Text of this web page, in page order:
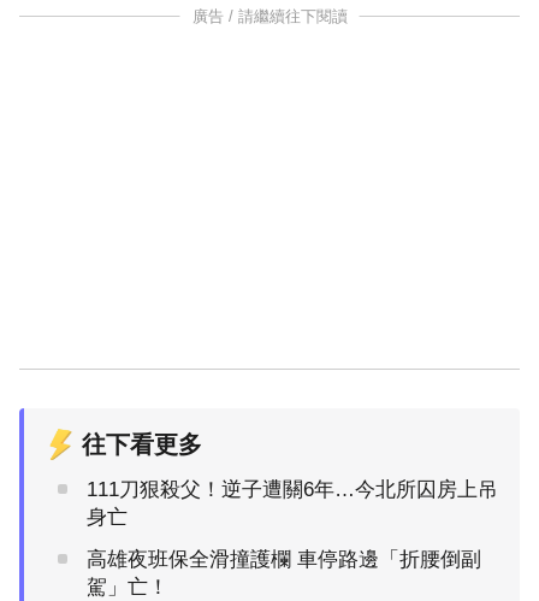
廣告 / 請繼續往下閱讀
往下看更多
111刀狠殺父！逆子遭關6年…今北所囚房上吊
身亡
高雄夜班保全滑撞護欄 車停路邊「折腰倒副
駕」亡！